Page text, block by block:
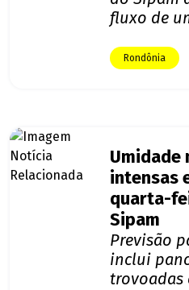
fluxo de
Rondônia
Umidade
intensas
quarta-
Sipam
Previsão
inclui
trovoadas